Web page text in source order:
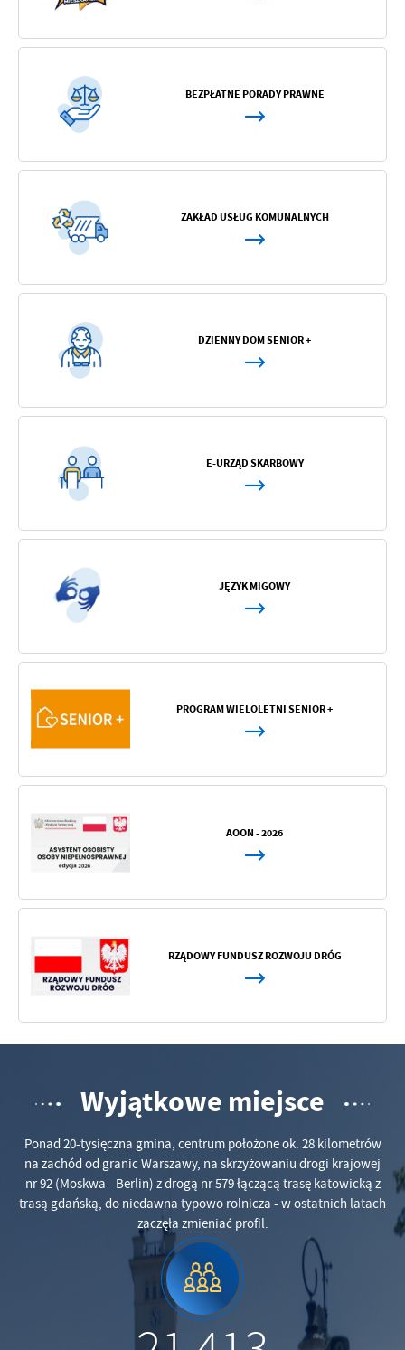
BEZPŁATNE PORADY PRAWNE
ZAKŁAD USŁUG KOMUNALNYCH
DZIENNY DOM SENIOR +
E-URZĄD SKARBOWY
JĘZYK MIGOWY
PROGRAM WIELOLETNI SENIOR +
AOON - 2026
RZĄDOWY FUNDUSZ ROZWOJU DRÓG
Wyjątkowe miejsce
Ponad 20-tysięczna gmina, centrum położone ok. 28 kilometrów
na zachód od granic Warszawy, na skrzyżowaniu drogi krajowej
nr 92 (Moskwa - Berlin) z drogą nr 579 łączącą trasę katowicką z
trasą gdańską, do niedawna typowo rolnicza - w ostatnich latach
zaczęła zmieniać profil.